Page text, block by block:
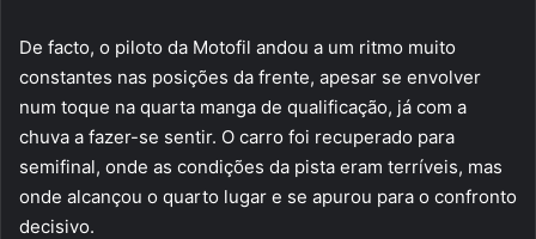
De facto, o piloto da Motofil andou a um ritmo muito
constantes nas posições da frente, apesar se envolver
num toque na quarta manga de qualificação, já com a
chuva a fazer-se sentir. O carro foi recuperado para
semifinal, onde as condições da pista eram terríveis, mas
onde alcançou o quarto lugar e se apurou para o confronto
decisivo.